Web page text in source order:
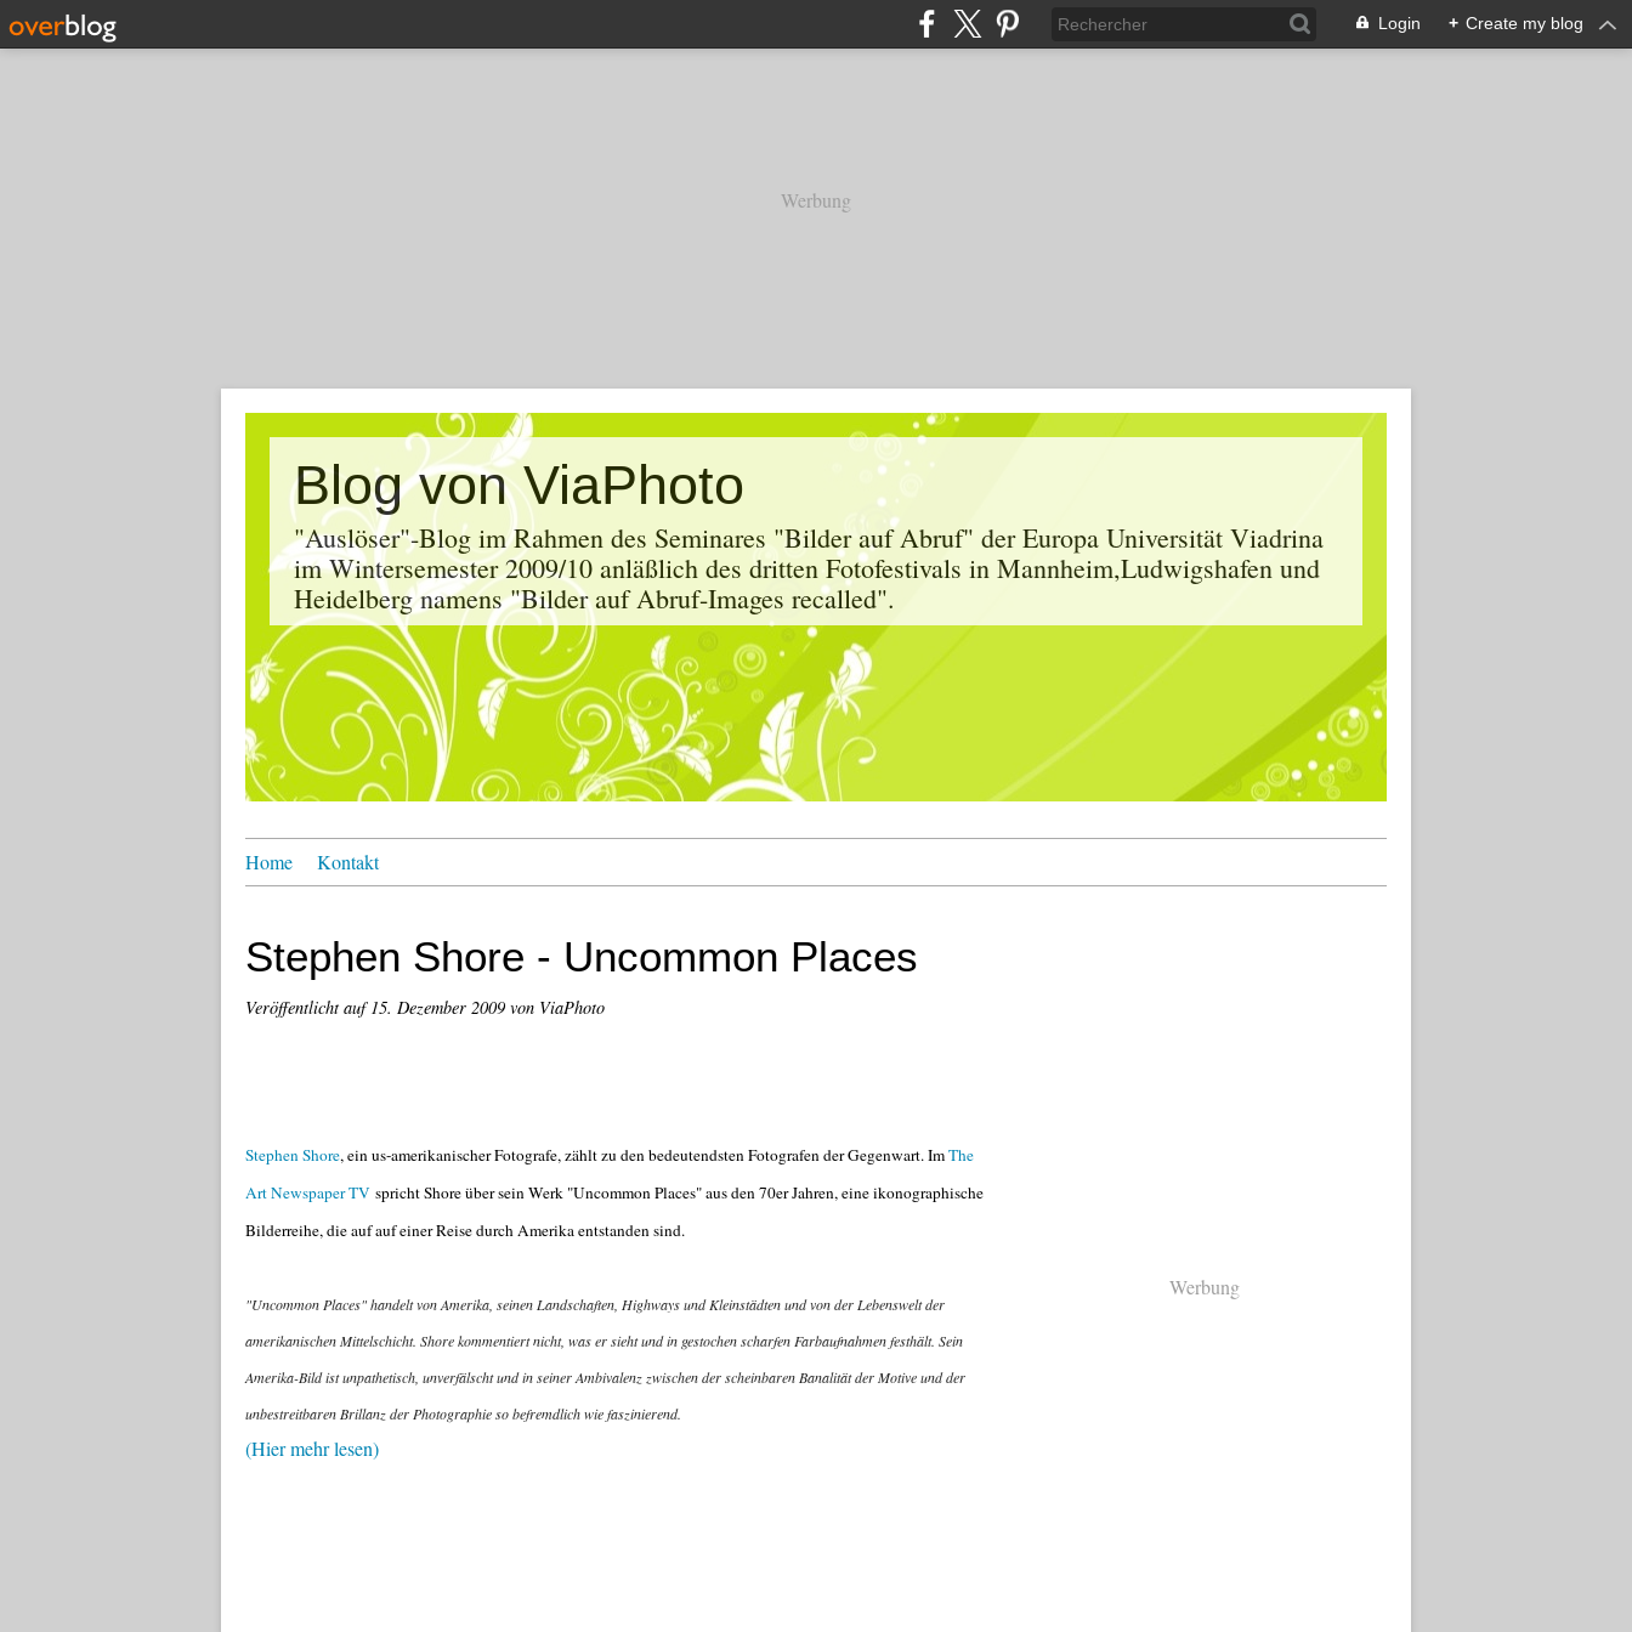
Login + Create my blog
Werbung
Blog von ViaPhoto
"Auslöser"-Blog im Rahmen des Seminares "Bilder auf Abruf" der Europa Universität Viadrina
im Wintersemester 2009/10 anläßlich des dritten Fotofestivals in Mannheim,Ludwigshafen und
Heidelberg namens "Bilder auf Abruf-Images recalled".
Home Kontakt
Stephen Shore - Uncommon Places
Veröffentlicht auf15. Dezember 2009 von ViaPhoto
Stephen Shore, ein us-amerikanischer Fotografe, zählt zu den bedeutendsten Fotografen der Gegenwart. ImThe
Art Newspaper TV spricht Shore über sein Werk "Uncommon Places" aus den 70er Jahren, eine ikonographische
Bilderreihe, die auf auf einer Reise durch Amerika entstanden sind.
"Uncommon Places" handelt von Amerika, seinen Landschaften, Highways und Kleinstädten und von der Lebenswelt der
amerikanischen Mittelschicht. Shore kommentiert nicht, was er sieht und in gestochen scharfen Farbaufnahmen festhält. Sein
Amerika-Bild ist unpathetisch, unverfälscht und in seiner Ambivalenz zwischen der scheinbaren Banalität der Motive und der
unbestreitbaren Brillanz der Photographie so befremdlich wie faszinierend.
(Hier mehr lesen)
Werbung